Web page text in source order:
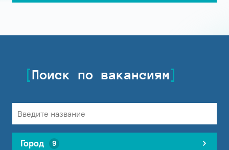
Поиск по вакансиям
Город 9